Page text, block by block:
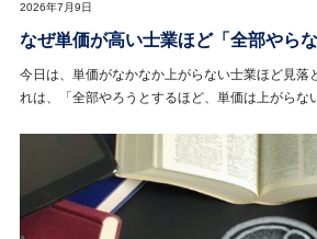
2026年7月9日
なぜ単価が高い士業ほど「全部やら
今日は、単価がなかなか上がらない士業ほど見落
れは、「全部やろうとするほど、単価は上がらな